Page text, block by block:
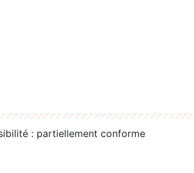
: partiellement conforme